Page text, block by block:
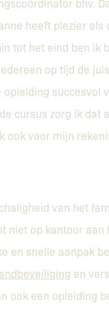
bhv.
heeft plezier
tot het eind ben ik
op tijd de
cursus zorg ik dat
ook voor mijn
van het
niet op kantoor
en snelle aanpak
en
ook een opleiding